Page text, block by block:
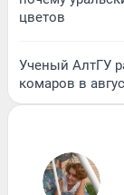
цветов
Ученый АлтГУ
комаров в